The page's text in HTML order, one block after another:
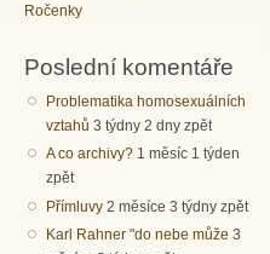
Ročenky
Poslední komentáře
Problematika homosexuálních
vztahů 3 týdny 2 dny zpět
A co archivy? 1 měsíc 1 týden
zpět
Přímluvy 2 měsíce 3 týdny zpět
Karl Rahner "do nebe může 3